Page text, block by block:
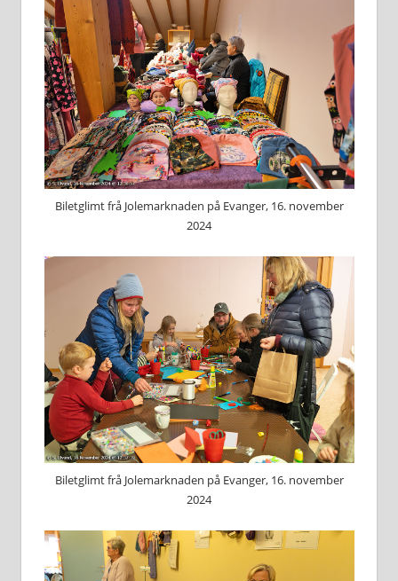
Biletglimt frå Jolemarknaden på Evanger, 16. november
2024
Biletglimt frå Jolemarknaden på Evanger, 16. november
2024